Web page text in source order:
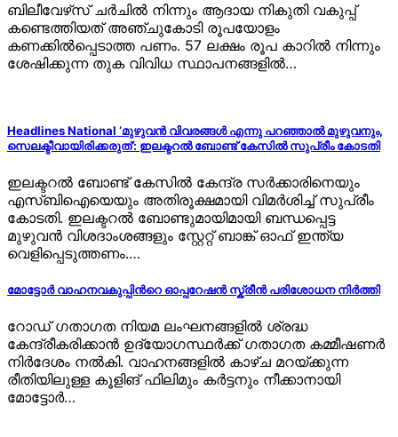
ബിലീവേഴ്‌സ് ചർചിൽ നിന്നും ആദായ നികുതി വകുപ്പ്
കണ്ടെത്തിയത് അഞ്ചുകോടി രൂപയോളം
കണക്കിൽപ്പെടാത്ത പണം. 57 ലക്ഷം രൂപ കാറിൽ നിന്നും
ശേഷിക്കുന്ന തുക വിവിധ സ്ഥാപനങ്ങളിൽ…
Headlines National ‘മുഴുവൻ വിവരങ്ങൾ എന്നു പറഞ്ഞാൽ മുഴുവനും,
സെലക്ടീവായിരിക്കരുത്’: ഇലക്ടറൽ ബോണ്ട് കേസിൽ സുപ്രീം കോടതി
ഇലക്ടറൽ ബോണ്ട് കേസിൽ കേന്ദ്ര സർക്കാരിനെയും
എസ്ബിഐയെയും അതിരൂക്ഷമായി വിമർശിച്ച് സുപ്രീം
കോടതി. ഇലക്ടറൽ ബോണ്ടുമായിമായി ബന്ധപ്പെട്ട
മുഴുവൻ വിശദാംശങ്ങളും സ്റ്റേറ്റ് ബാങ്ക് ഓഫ് ഇന്ത്യ
വെളിപ്പെടുത്തണം.…
മോട്ടോര്‍ വാഹനവകുപ്പിന്‍റെ ഓപ്പറേഷന്‍ സ്ക്രീന്‍ പരിശോധന നിര്‍ത്തി
റോഡ് ഗതാഗത നിയമ ലംഘനങ്ങളിൽ ശ്രദ്ധ
കേന്ദ്രീകരിക്കാൻ ഉദ്യോഗസ്ഥർക്ക് ഗതാഗത കമ്മീഷണർ
നിർദേശം നൽകി. വാഹനങ്ങളിൽ കാഴ്ച മറയ്ക്കുന്ന
രീതിയിലുള്ള കൂളിങ് ഫിലിമും കർട്ടനും നീക്കാനായി
മോട്ടോർ…